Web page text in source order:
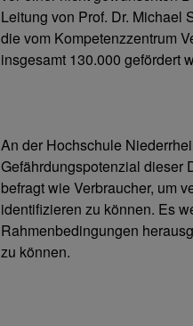
Leitung von Prof. Dr. Michael
die vom Kompetenzzentrum
insgesamt 130.000 gefördert
An der Hochschule
Gefährdungspotenzial dieser
befragt wie Verbraucher, um
identifizieren zu können. Es
Rahmenbedingungen
zu können.